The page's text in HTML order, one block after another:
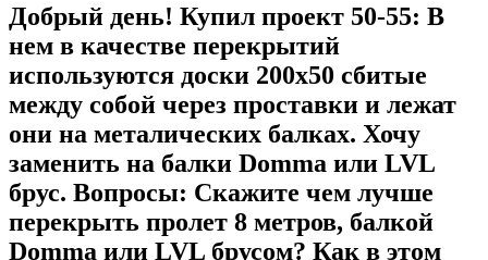
Добрый день! Купил проект 50-55: В
нем в качестве перекрытий
используются доски 200х50 сбитые
между собой через проставки и лежат
они на металических балках. Хочу
заменить на балки Domma или LVL
брус. Вопросы: Скажите чем лучше
перекрыть пролет 8 метров, балкой
Domma или LVL брусом? Как в этом